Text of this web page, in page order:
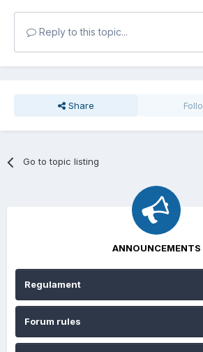
Reply to this topic...
Share
Go to topic listing
ANNOUNCEMENTS
Regulament
Forum rules